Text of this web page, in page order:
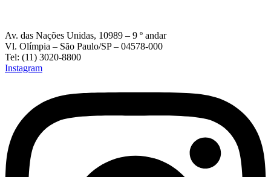
Av. das Nações Unidas, 10989 – 9 º andar
Vl. Olímpia – São Paulo/SP – 04578-000
Tel: (11) 3020-8800
Instagram